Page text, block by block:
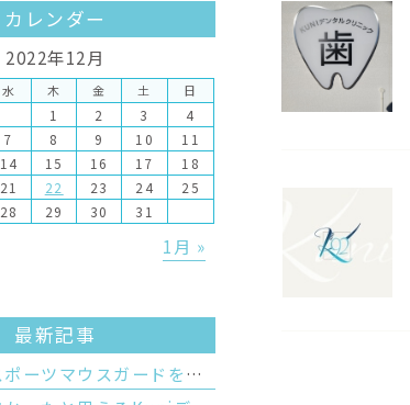
カレンダー
2022年12月
水 木 金 土 日
1 2 3
4
7 8 9 10
11
14 15 16 17
18
21 22 23 24
25
28 29 30 31
1月 »
最新記事
長久手市でスポーツマウスガードを作るなら｜市販品との違いと歯科医院で作るオーダーメイドのメリット